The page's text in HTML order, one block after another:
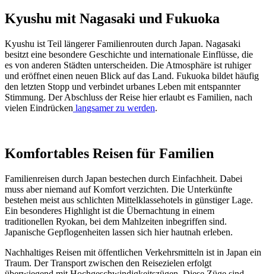
Kyushu mit Nagasaki und Fukuoka
Kyushu ist Teil längerer Familienrouten durch Japan. Nagasaki
besitzt eine besondere Geschichte und internationale Einflüsse, die
es von anderen Städten unterscheiden. Die Atmosphäre ist ruhiger
und eröffnet einen neuen Blick auf das Land. Fukuoka bildet häufig
den letzten Stopp und verbindet urbanes Leben mit entspannter
Stimmung. Der Abschluss der Reise hier erlaubt es Familien, nach
vielen Eindrücken langsamer zu werden.
Komfortables Reisen für Familien
Familienreisen durch Japan bestechen durch Einfachheit. Dabei
muss aber niemand auf Komfort verzichten. Die Unterkünfte
bestehen meist aus schlichten Mittelklassehotels in günstiger Lage.
Ein besonderes Highlight ist die Übernachtung in einem
traditionellen Ryokan, bei dem Mahlzeiten inbegriffen sind.
Japanische Gepflogenheiten lassen sich hier hautnah erleben.
Nachhaltiges Reisen mit öffentlichen Verkehrsmitteln ist in Japan ein
Traum. Der Transport zwischen den Reisezielen erfolgt